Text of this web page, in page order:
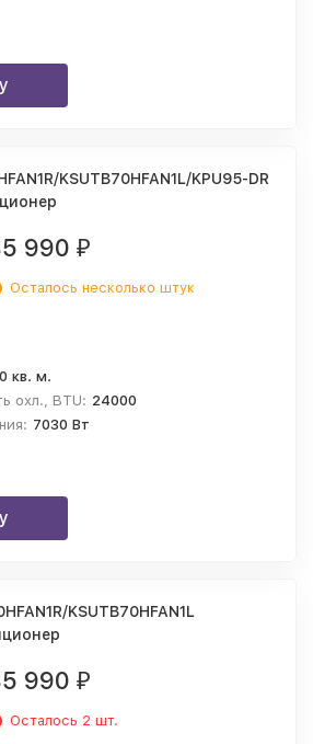
KSUTB70HFAN1L/KPU95-DR
990 ₽
Осталось несколько штук
кв. м.
охл., BTU: 24000
7030 Вт
KSUTB70HFAN1L
990 ₽
Осталось 2 шт.